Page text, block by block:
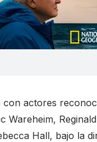
con actores
Wareheim, Reginald
Hall, bajo la